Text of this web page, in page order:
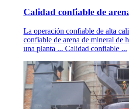
Calidad confiable de
La operación confiable de alta
confiable de arena de mineral de
una planta ... Calidad confiable ...